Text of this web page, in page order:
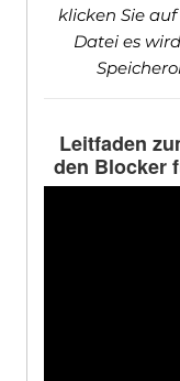
klicken Sie auf
Datei es
Leitfaden
den Blocker